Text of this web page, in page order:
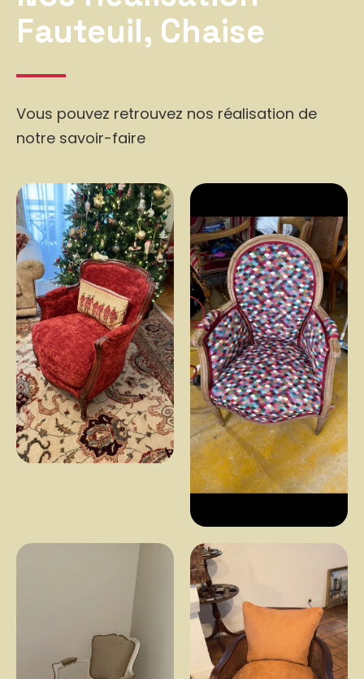
Fauteuil, Chaise
Vous pouvez retrouvez nos réalisation de
notre savoir-faire